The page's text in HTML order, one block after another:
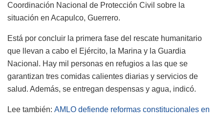
Coordinación Nacional de Protección Civil sobre la
situación en Acapulco, Guerrero.
Está por concluir la primera fase del rescate humanitario
que llevan a cabo el Ejército, la Marina y la Guardia
Nacional. Hay mil personas en refugios a las que se
garantizan tres comidas calientes diarias y servicios de
salud. Además, se entregan despensas y agua, indicó.
Lee también: AMLO defiende reformas constitucionales en